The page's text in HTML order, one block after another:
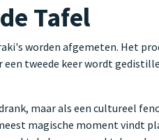
Tafel
worden afgemeten. Het
tweede keer wordt
maar als een cultureel
magische moment vindt